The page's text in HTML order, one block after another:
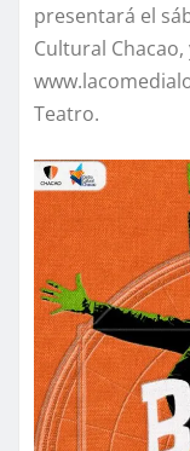
presentará el
Cultural
Teatro.